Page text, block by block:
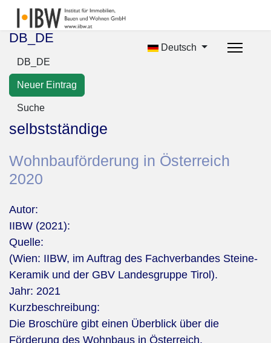
Deutsch
DB_DE
DB_DE
Neuer Eintrag
Suche
selbstständige
Wohnbauförderung in Österreich
2020
Autor:
IIBW (2021):
Quelle:
(Wien: IIBW, im Auftrag des Fachverbandes Steine-
Keramik und der GBV Landesgruppe Tirol).
Jahr: 2021
Kurzbeschreibung:
Die Broschüre gibt einen Überblick über die
Förderung des Wohnbaus in Österreich.